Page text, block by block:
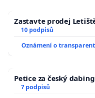
Zastavte prodej
10 podpisů
Oznámení o
Petice za český
7 podpisů